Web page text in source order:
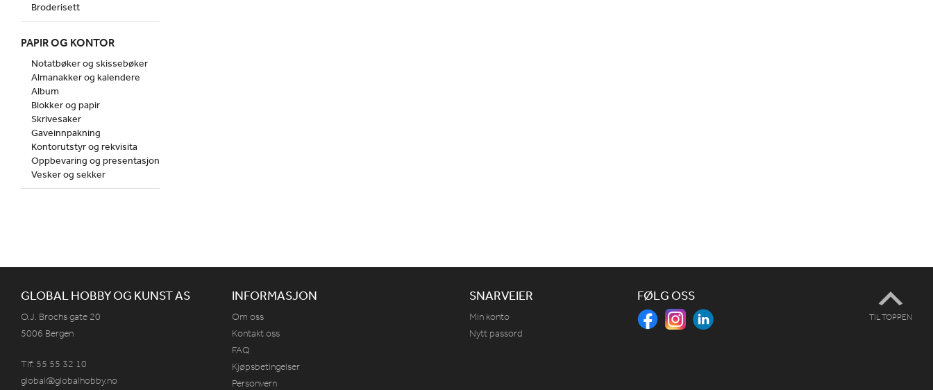
Broderisett
PAPIR OG KONTOR
Notatbøker og skissebøker
Almanakker og kalendere
Album
Blokker og papir
Skrivesaker
Gaveinnpakning
Kontorutstyr og rekvisita
Oppbevaring og presentasjon
Vesker og sekker
GLOBAL HOBBY OG KUNST AS
O.J. Brochs gate 20
5006 Bergen
Tlf: 55 55 32 10
global@globalhobby.no
INFORMASJON
Om oss
Kontakt oss
FAQ
Kjøpsbetingelser
Personvern
SNARVEIER
Min konto
Nytt passord
FØLG OSS
TIL TOPPEN